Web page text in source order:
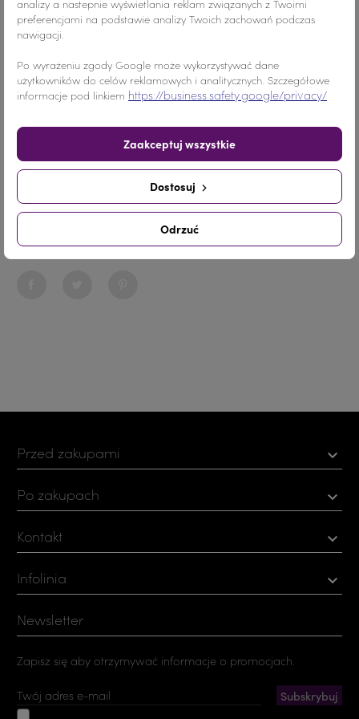
Materiał Żywica
Nr.Kategorii 518
- + Dodaj do koszyka
Udostępnij
Przed zakupami 
Po zakupach 
Kontakt 
Infolinia 
analizy a nastepnie wyświetlania reklam związanych z Twoimi
preferencjami na podstawie analizy Twoich zachowań podczas
nawigacji.
Po wyrażeniu zgody Google może wykorzystywać dane
użytkowników do celów reklamowych i analitycznych. Szczegółowe
informacje pod linkiem https://business.safety.google/privacy/
Odrzuć
Dostosuj
Zaakceptuj wszystkie
Newsletter
Zapisz się aby otrzymywać informacje o promocjach.